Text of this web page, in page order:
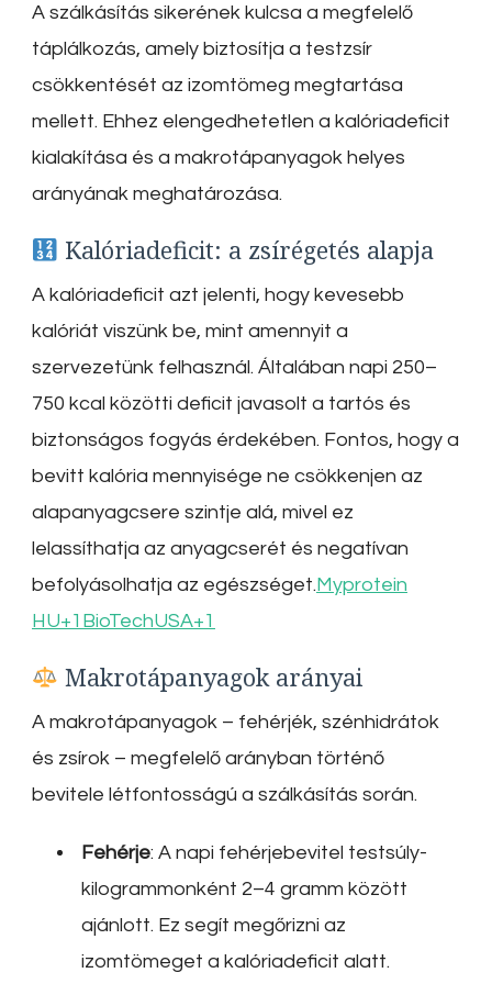
A szálkásítás sikerének kulcsa a megfelelő
táplálkozás, amely biztosítja a testzsír
csökkentését az izomtömeg megtartása
mellett. Ehhez elengedhetetlen a kalóriadeficit
kialakítása és a makrotápanyagok helyes
arányának meghatározása.
Kalóriadeficit: a zsírégetés alapja
A kalóriadeficit azt jelenti, hogy kevesebb
kalóriát viszünk be, mint amennyit a
szervezetünk felhasznál. Általában napi 250–
750 kcal közötti deficit javasolt a tartós és
biztonságos fogyás érdekében. Fontos, hogy a
bevitt kalória mennyisége ne csökkenjen az
alapanyagcsere szintje alá, mivel ez
lelassíthatja az anyagcserét és negatívan
befolyásolhatja az egészséget.Myprotein
HU+1 BioTechUSA+1
Makrotápanyagok arányai
A makrotápanyagok – fehérjék, szénhidrátok
és zsírok – megfelelő arányban történő
bevitele létfontosságú a szálkásítás során.
Fehérje: A napi fehérjebevitel testsúly-
kilogrammonként 2–4 gramm között
ajánlott. Ez segít megőrizni az
izomtömeget a kalóriadeficit alatt.